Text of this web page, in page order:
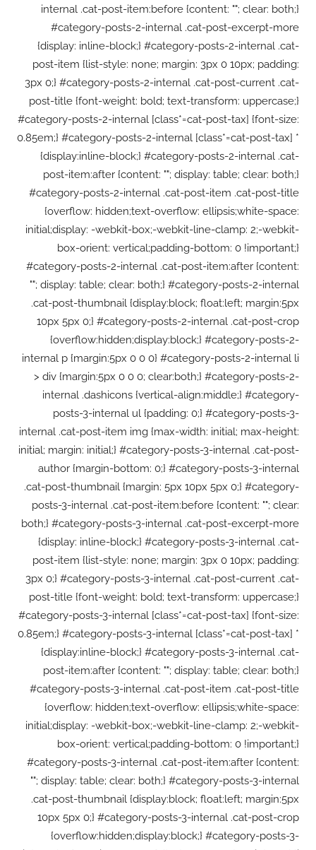
internal .cat-post-item:before {content: ""; clear: both;}
#category-posts-2-internal .cat-post-excerpt-more
{display: inline-block;} #category-posts-2-internal .cat-
post-item {list-style: none; margin: 3px 0 10px; padding:
3px 0;} #category-posts-2-internal .cat-post-current .cat-
post-title {font-weight: bold; text-transform: uppercase;}
#category-posts-2-internal [class*=cat-post-tax] {font-size:
0.85em;} #category-posts-2-internal [class*=cat-post-tax] *
{display:inline-block;} #category-posts-2-internal .cat-
post-item:after {content: ""; display: table; clear: both;}
#category-posts-2-internal .cat-post-item .cat-post-title
{overflow: hidden;text-overflow: ellipsis;white-space:
initial;display: -webkit-box;-webkit-line-clamp: 2;-webkit-
box-orient: vertical;padding-bottom: 0 !important;}
#category-posts-2-internal .cat-post-item:after {content:
""; display: table; clear: both;} #category-posts-2-internal
.cat-post-thumbnail {display:block; float:left; margin:5px
10px 5px 0;} #category-posts-2-internal .cat-post-crop
{overflow:hidden;display:block;} #category-posts-2-
internal p {margin:5px 0 0 0} #category-posts-2-internal li
> div {margin:5px 0 0 0; clear:both;} #category-posts-2-
internal .dashicons {vertical-align:middle;} #category-
posts-3-internal ul {padding: 0;} #category-posts-3-
internal .cat-post-item img {max-width: initial; max-height:
initial; margin: initial;} #category-posts-3-internal .cat-post-
author {margin-bottom: 0;} #category-posts-3-internal
.cat-post-thumbnail {margin: 5px 10px 5px 0;} #category-
posts-3-internal .cat-post-item:before {content: ""; clear:
both;} #category-posts-3-internal .cat-post-excerpt-more
{display: inline-block;} #category-posts-3-internal .cat-
post-item {list-style: none; margin: 3px 0 10px; padding:
3px 0;} #category-posts-3-internal .cat-post-current .cat-
post-title {font-weight: bold; text-transform: uppercase;}
#category-posts-3-internal [class*=cat-post-tax] {font-size:
0.85em;} #category-posts-3-internal [class*=cat-post-tax] *
{display:inline-block;} #category-posts-3-internal .cat-
post-item:after {content: ""; display: table; clear: both;}
#category-posts-3-internal .cat-post-item .cat-post-title
{overflow: hidden;text-overflow: ellipsis;white-space:
initial;display: -webkit-box;-webkit-line-clamp: 2;-webkit-
box-orient: vertical;padding-bottom: 0 !important;}
#category-posts-3-internal .cat-post-item:after {content:
""; display: table; clear: both;} #category-posts-3-internal
.cat-post-thumbnail {display:block; float:left; margin:5px
10px 5px 0;} #category-posts-3-internal .cat-post-crop
{overflow:hidden;display:block;} #category-posts-3-